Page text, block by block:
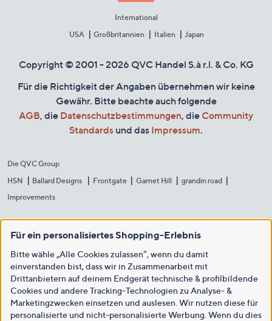
International
USA
Großbritannien Italien Japan
Copyright © 2001 - 2026 QVC Handel S.à r.l. & Co. KG
Für die Richtigkeit der Angaben übernehmen wir keine
Gewähr. Bitte beachte auch folgende
AGB, die Datenschutzbestimmungen, die Community
Standards und das Impressum.
Die QVC Group
HSN
Ballard Designs Frontgate Garnet Hill
grandin road
Improvements
Für ein personalisiertes Shopping-Erlebnis
Bitte wähle „Alle Cookies zulassen“, wenn du damit
einverstanden bist, dass wir in Zusammenarbeit mit
Drittanbietern auf deinem Endgerät technische & profilbildende
Cookies und andere Tracking-Technologien zu Analyse- &
Marketingzwecken einsetzen und auslesen. Wir nutzen diese für
personalisierte und nicht-personalisierte Werbung. Wenn du dies